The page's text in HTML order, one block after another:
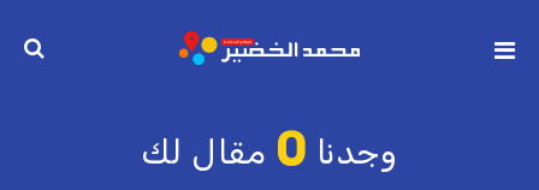
وجدنا 0 مقال لك